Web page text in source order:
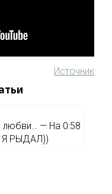
Источник
любви… — На 0:58
Я РЫДАЛ))